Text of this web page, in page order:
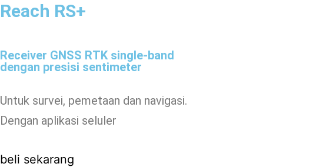
Reach RS+
Receiver GNSS RTK single-band
dengan presisi sentimeter
Untuk survei, pemetaan dan navigasi.
Dengan aplikasi seluler
beli sekarang